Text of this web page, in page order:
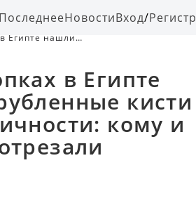
ПоследнееНовостиВход/
Египте нашли
в Египте
кисти
кому и